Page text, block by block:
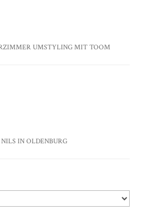
UMSTYLING MIT TOOM
IN OLDENBURG